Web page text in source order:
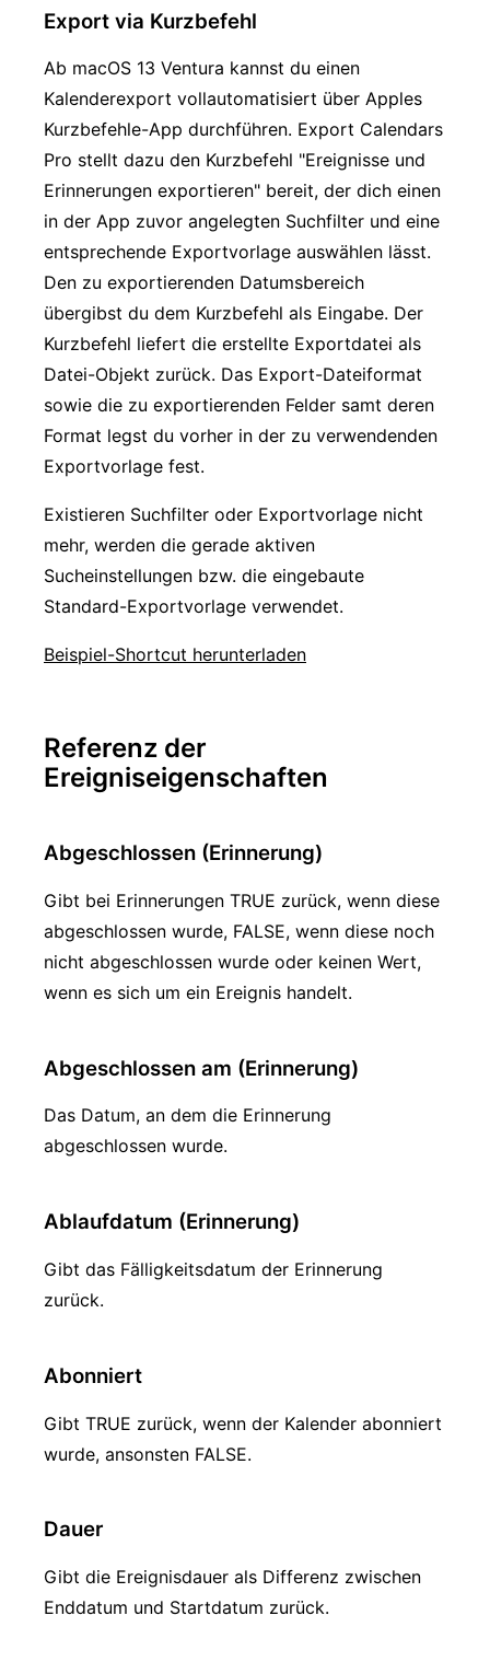
Export via Kurzbefehl
Ab macOS 13 Ventura kannst du einen
Kalenderexport vollautomatisiert über Apples
Kurzbefehle-App durchführen. Export Calendars
Pro stellt dazu den Kurzbefehl "Ereignisse und
Erinnerungen exportieren" bereit, der dich einen
in der App zuvor angelegten Suchfilter und eine
entsprechende Exportvorlage auswählen lässt.
Den zu exportierenden Datumsbereich
übergibst du dem Kurzbefehl als Eingabe. Der
Kurzbefehl liefert die erstellte Exportdatei als
Datei-Objekt zurück. Das Export-Dateiformat
sowie die zu exportierenden Felder samt deren
Format legst du vorher in der zu verwendenden
Exportvorlage fest.
Existieren Suchfilter oder Exportvorlage nicht
mehr, werden die gerade aktiven
Sucheinstellungen bzw. die eingebaute
Standard-Exportvorlage verwendet.
Beispiel-Shortcut herunterladen
Referenz der
Ereigniseigenschaften
Abgeschlossen (Erinnerung)
Gibt bei Erinnerungen TRUE zurück, wenn diese
abgeschlossen wurde, FALSE, wenn diese noch
nicht abgeschlossen wurde oder keinen Wert,
wenn es sich um ein Ereignis handelt.
Abgeschlossen am (Erinnerung)
Das Datum, an dem die Erinnerung
abgeschlossen wurde.
Ablaufdatum (Erinnerung)
Gibt das Fälligkeitsdatum der Erinnerung
zurück.
Abonniert
Gibt TRUE zurück, wenn der Kalender abonniert
wurde, ansonsten FALSE.
Dauer
Gibt die Ereignisdauer als Differenz zwischen
Enddatum und Startdatum zurück.